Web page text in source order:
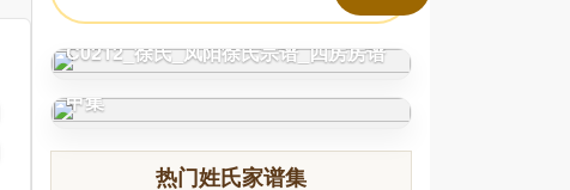
C0212_徐氏_凤阳徐氏宗谱_四房房谱
C0325_姓氏研究_新编古今姓氏遥华韵
甲集
热门姓氏家谱集